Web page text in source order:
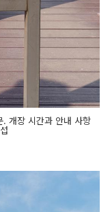
. 개장 시간과 안내 사항